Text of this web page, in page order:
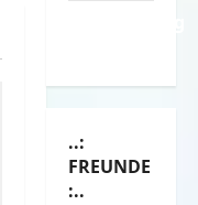
..:
FREUNDE
:..